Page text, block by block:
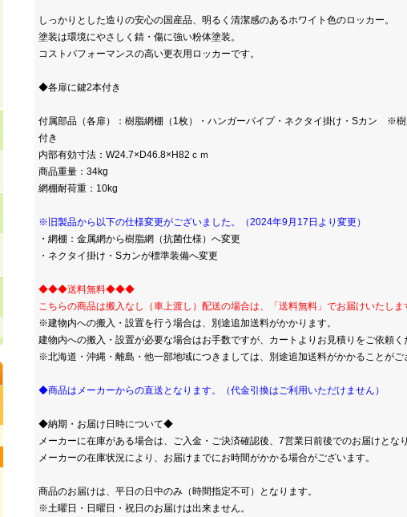
しっかりとした造りの安心の国産品、明るく清潔感のあるホワイト色のロッカー。
塗装は環境にやさしく錆・傷に強い粉体塗装。
コストパフォーマンスの高い更衣用ロッカーです。
◆各扉に鍵2本付き
付属部品（各扉）：樹脂網棚（1枚）・ハンガーパイプ・ネクタイ掛け・Sカン ※樹
付き
内部有効寸法：W24.7×D46.8×H82ｃｍ
商品重量：34kg
網棚耐荷重：10kg
※旧製品から以下の仕様変更がございました。（2024年9月17日より変更）
・網棚：金属網から樹脂網（抗菌仕様）へ変更
・ネクタイ掛け・Sカンが標準装備へ変更
◆◆◆送料無料◆◆◆
こちらの商品は搬入なし（車上渡し）配送の場合は、「送料無料」でお届けいたしま
※建物内への搬入・設置を行う場合は、別途追加送料がかかります。
建物内への搬入・設置が必要な場合はお手数ですが、カートよりお見積りをご依頼く
※北海道・沖縄・離島・他一部地域につきましては、別途追加送料がかかることがご
◆商品はメーカーからの直送となります。（代金引換はご利用いただけません）
◆納期・お届け日時について◆
メーカーに在庫がある場合は、ご入金・ご決済確認後、7営業日前後でのお届けとなり
メーカーの在庫状況により、お届けまでにお時間がかかる場合がございます。
商品のお届けは、平日の日中のみ（時間指定不可）となります。
※土曜日・日曜日・祝日のお届けは出来ません。